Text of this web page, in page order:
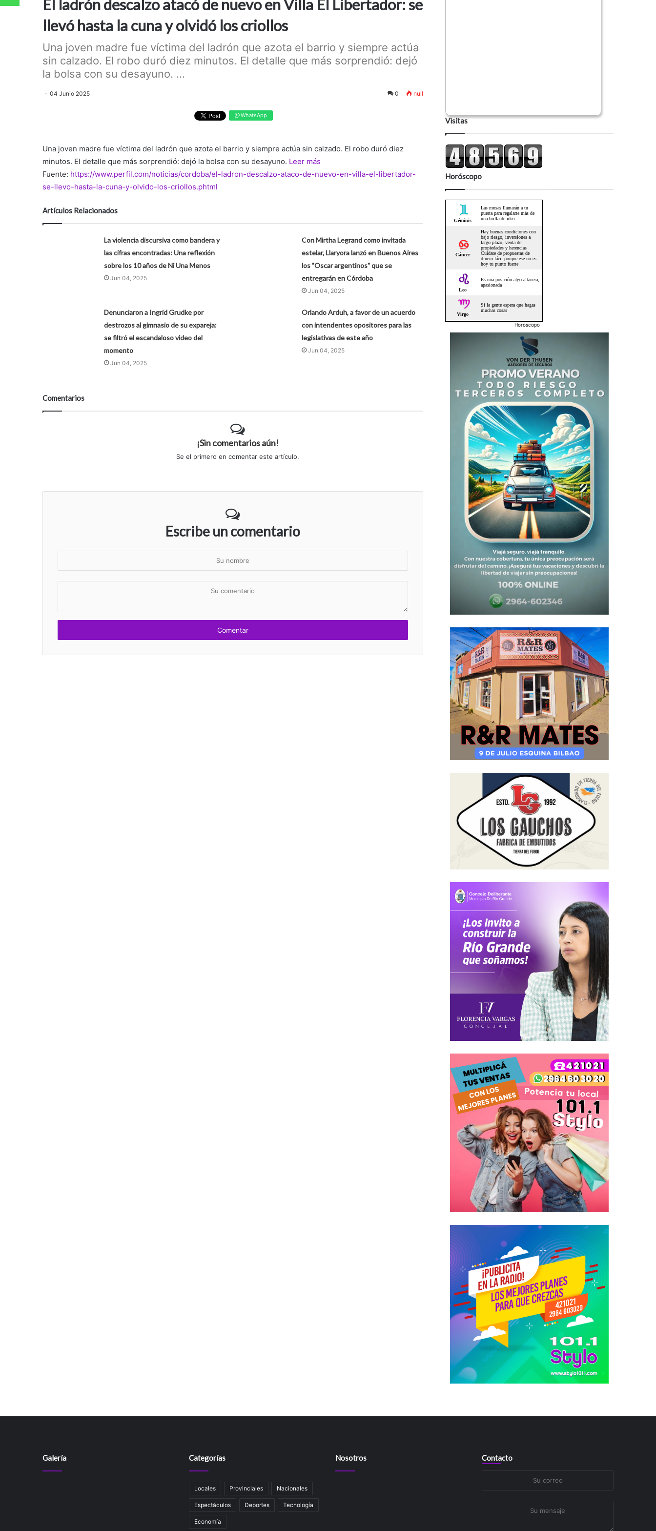
El ladrón descalzo atacó de nuevo en Villa El Libertador: se
llevó hasta la cuna y olvidó los criollos
Una joven madre fue víctima del ladrón que azota el barrio y siempre actúa
sin calzado. El robo duró diez minutos. El detalle que más sorprendió: dejó
la bolsa con su desayuno. ...
04 Junio 2025 0 null
WhatsApp
Una joven madre fue víctima del ladrón que azota el barrio y siempre actúa sin calzado. El robo duró diez
minutos. El detalle que más sorprendió: dejó la bolsa con su desayuno. Leer más
Fuente: https://www.perfil.com/noticias/cordoba/el-ladron-descalzo-ataco-de-nuevo-en-villa-el-libertador-
se-llevo-hasta-la-cuna-y-olvido-los-criollos.phtml
Artículos Relacionados
La violencia discursiva como bandera y
las cifras encontradas: Una reflexión
sobre los 10 años de Ni Una Menos
Jun 04, 2025
Con Mirtha Legrand como invitada
estelar, Llaryora lanzó en Buenos Aires
los "Oscar argentinos" que se
entregarán en Córdoba
Jun 04, 2025
Denunciaron a Ingrid Grudke por
destrozos al gimnasio de su expareja:
se filtró el escandaloso video del
momento
Jun 04, 2025
Orlando Arduh, a favor de un acuerdo
con intendentes opositores para las
legislativas de este año
Jun 04, 2025
Comentarios
¡Sin comentarios aún!
Se el primero en comentar este artículo.
Escribe un comentario
t
Visitas
Horóscopo
Horoscopo
Galería Categorías
Locales Provinciales Nacionales
Espectáculos Deportes Tecnología
Economía
Nosotros Contacto